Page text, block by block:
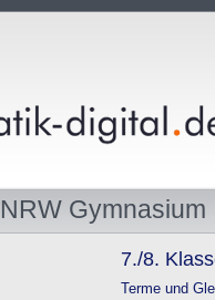
Gymnasium
7./8.
Terme und